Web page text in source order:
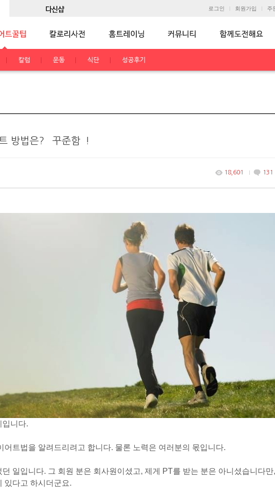
로그인 회원가입 주
칼럼 운동 식단 성공후기
방법은? `꾸준함`!
18,601 131
입니다.
어트법을 알려드리려고 합니다. 물론 노력은 여러분의 몫입니다.
일입니다. 그 회원 분은 회사원이셨고, 제게 PT를 받는 분은 아니셨습니다만,
있다고 하시더군요.